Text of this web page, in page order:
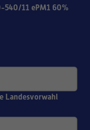
540/11 ePM1 60%
Landesvorwahl